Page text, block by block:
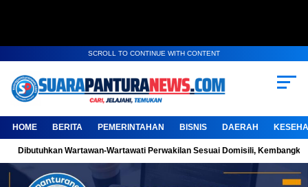
SCROLL TO CONTINUE WITH CONTENT
HOME BERITA PEMERINTAHAN BISNIS DAERAH
Wartawan-Wartawati Perwakilan Sesuai Domisili, Kembangkan Karya